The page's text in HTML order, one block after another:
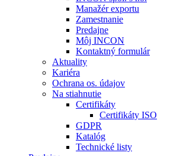
Manažér exportu
Zamestnanie
Predajne
Môj INCON
Kontaktný formulár
Aktuality
Kariéra
Ochrana os. údajov
Na stiahnutie
Certifikáty
Certifikáty ISO
GDPR
Katalóg
Technické listy